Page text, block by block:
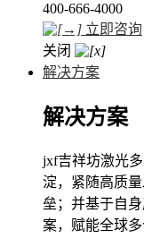
400-666-4000
立即咨询
关闭
解决方案
解决方案
jxf吉祥坊激光
淀，紧随高质
垒；并基于自
案，赋能全球